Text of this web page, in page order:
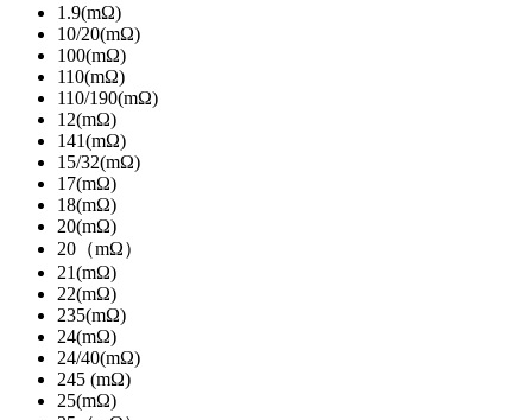
1.9(mΩ)
10/20(mΩ)
100(mΩ)
110(mΩ)
110/190(mΩ)
12(mΩ)
141(mΩ)
15/32(mΩ)
17(mΩ)
18(mΩ)
20(mΩ)
20（mΩ）
21(mΩ)
22(mΩ)
235(mΩ)
24(mΩ)
24/40(mΩ)
245 (mΩ)
25(mΩ)